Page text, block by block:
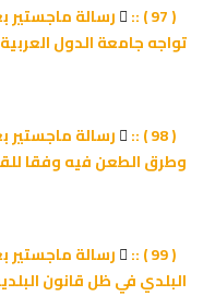
رسالة ماجستير
تواجه جامعة الدول
رسالة ماجستير
وطرق الطعن فيه وفقا
رسالة ماجستير
البلدي في ظل قانون البلدية 90-08